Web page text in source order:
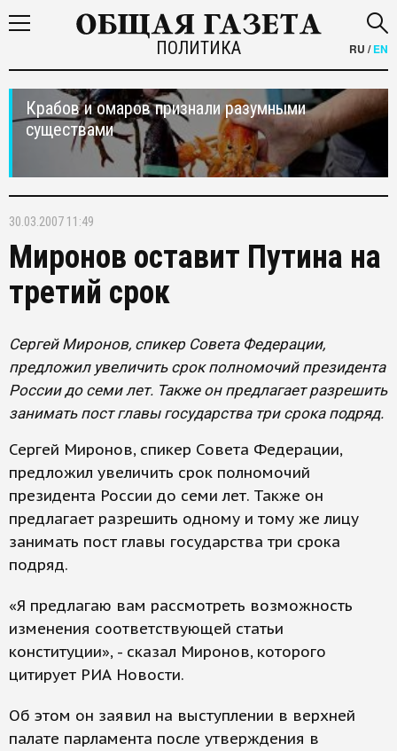
ПОЛИТИКА RU /EN
Крабов и омаров признали разумными
существами
30.03.2007 11:49
Миронов оставит Путина на
третий срок
Сергей Миронов, спикер Совета Федерации,
предложил увеличить срок полномочий президента
России до семи лет. Также он предлагает разрешить
занимать пост главы государства три срока подряд.
Сергей Миронов, спикер Совета Федерации,
предложил увеличить срок полномочий
президента России до семи лет. Также он
предлагает разрешить одному и тому же лицу
занимать пост главы государства три срока
подряд.
«Я предлагаю вам рассмотреть возможность
изменения соответствующей статьи
конституции», - сказал Миронов, которого
цитирует РИА Новости.
Об этом он заявил на выступлении в верхней
палате парламента после утверждения в